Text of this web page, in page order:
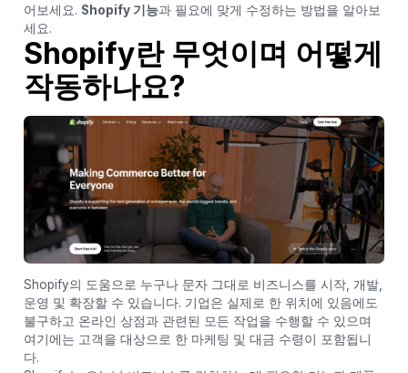
어보세요. Shopify 기능과 필요에 맞게 수정하는 방법을 알아보
세요.
Shopify란 무엇이며 어떻게
작동하나요?
Shopify의 도움으로 누구나 문자 그대로 비즈니스를 시작, 개발,
운영 및 확장할 수 있습니다. 기업은 실제로 한 위치에 있음에도
불구하고 온라인 상점과 관련된 모든 작업을 수행할 수 있으며
여기에는 고객을 대상으로 한 마케팅 및 대금 수령이 포함됩니
다.